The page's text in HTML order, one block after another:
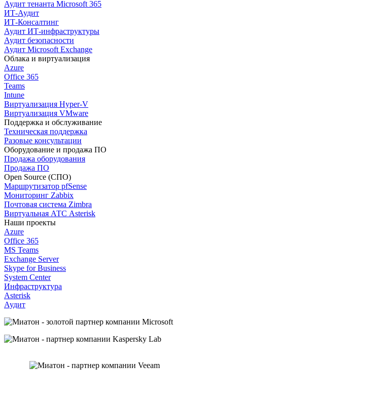
Аудит тенанта Microsoft 365
ИТ-Аудит
ИТ-Консалтинг
Аудит ИТ-инфраструктуры
Аудит безопасности
Аудит Microsoft Exchange
Облака и виртуализация
Azure
Office 365
Teams
Intune
Виртуализация Hyper-V
Виртуализация VMware
Поддержка и обслуживание
Техническая поддержка
Разовые консультации
Оборудование и продажа ПО
Продажа оборудования
Продажа ПО
Open Source (СПО)
Маршрутизатор pfSense
Мониторинг Zabbix
Почтовая система Zimbra
Виртуальная АТС Asterisk
Наши проекты
Azure
Office 365
MS Teams
Exchange Server
Skype for Business
System Center
Инфраструктура
Asterisk
Аудит